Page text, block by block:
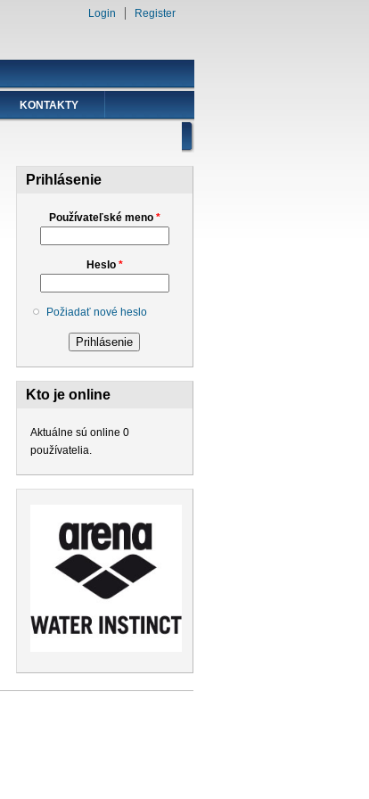
Login Register
KONTAKTY
Prihlásenie
Používateľské meno *
Heslo *
Požiadať nové heslo
Kto je online
Aktuálne sú online 0
používatelia.